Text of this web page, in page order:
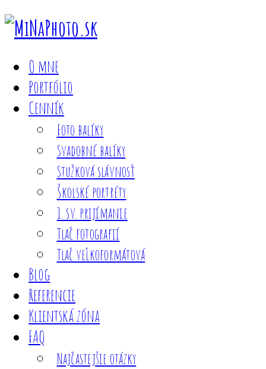
O mne
Portfólio
Cenník
Foto balíky
Svadobné balíky
Stužková slávnosť
Školské portréty
1. sv. prijímanie
Tlač fotografií
Tlač veľkoformátová
Blog
Referencie
Klientská zóna
FAQ
Najčastejšie otázky